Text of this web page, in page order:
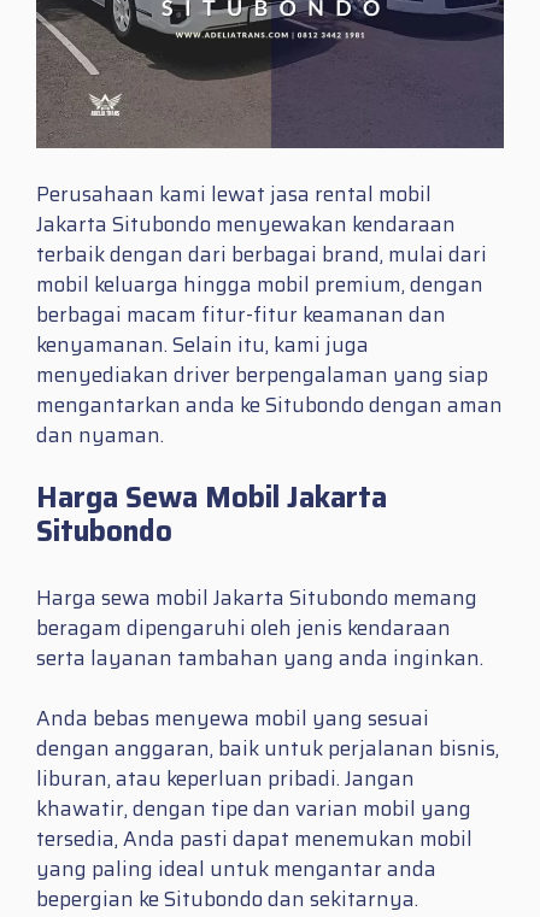
Perusahaan kami lewat jasa rental mobil
Jakarta Situbondo menyewakan kendaraan
terbaik dengan dari berbagai brand, mulai dari
mobil keluarga hingga mobil premium, dengan
berbagai macam fitur-fitur keamanan dan
kenyamanan. Selain itu, kami juga
menyediakan driver berpengalaman yang siap
mengantarkan anda ke Situbondo dengan aman
dan nyaman.
Harga Sewa Mobil Jakarta
Situbondo
Harga sewa mobil Jakarta Situbondo memang
beragam dipengaruhi oleh jenis kendaraan
serta layanan tambahan yang anda inginkan.
Anda bebas menyewa mobil yang sesuai
dengan anggaran, baik untuk perjalanan bisnis,
liburan, atau keperluan pribadi. Jangan
khawatir, dengan tipe dan varian mobil yang
tersedia, Anda pasti dapat menemukan mobil
yang paling ideal untuk mengantar anda
bepergian ke Situbondo dan sekitarnya.